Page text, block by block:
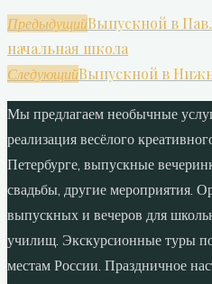
ПредыдущийВыпускной в
начальная школа
СледующийВыпускной в
Мы предлагаем необычные
реализация весёлого
Петербурге, выпускные
свадьбы, другие мероприятия.
выпускных и вечеров для
училищ. Экскурсионные туры
местам России. Праздничное